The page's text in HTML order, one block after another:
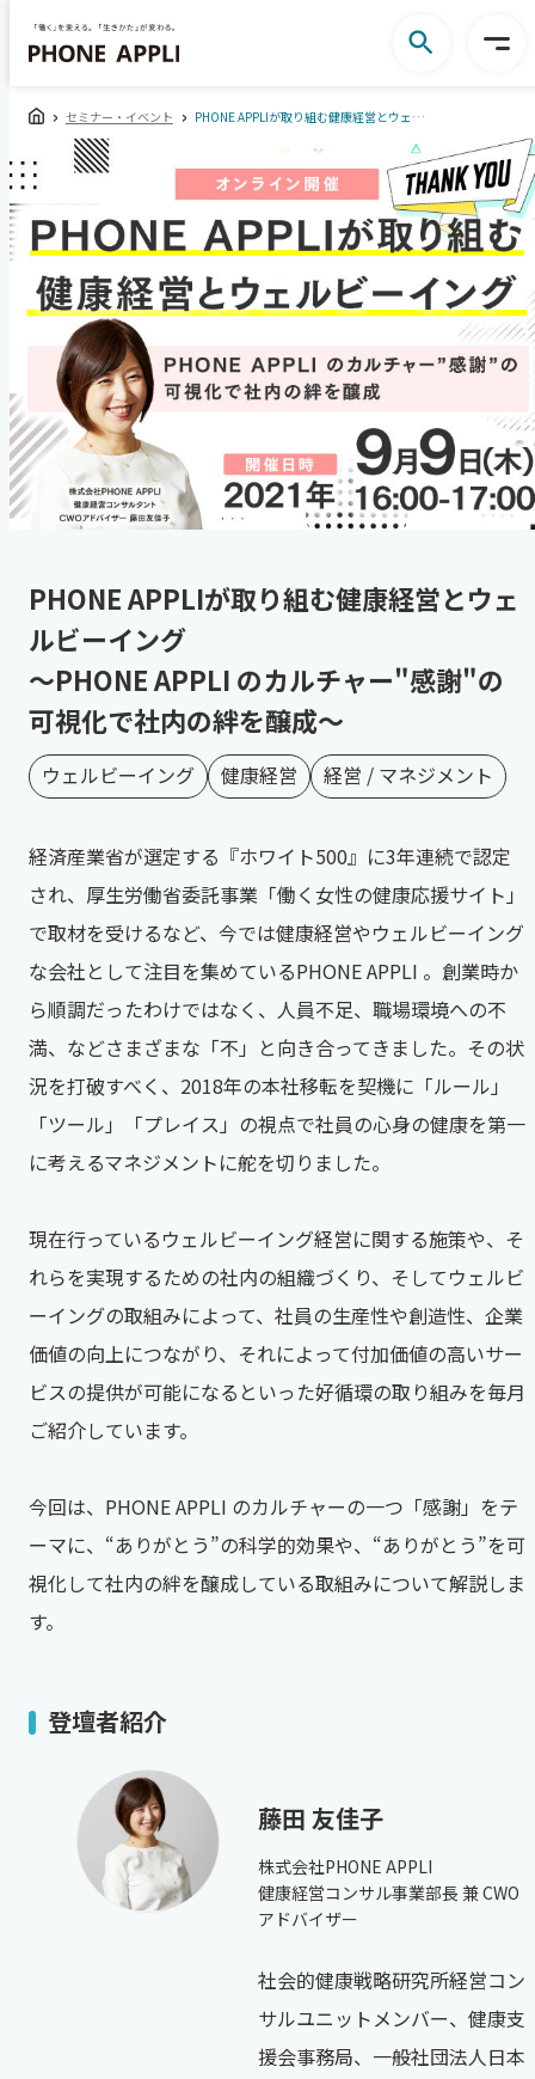
セミナー・イベント PHONE APPLIが取り組む健康経営とウェルビーイング～PHONE APPLI のカルチャー"感謝"の可視化で社内の絆を醸成～
PHONE APPLIが取り組む健康経営とウェ
ルビーイング
～PHONE APPLI のカルチャー"感謝"の
可視化で社内の絆を醸成～
ウェルビーイング 健康経営 経営 / マネジメント
経済産業省が選定する『ホワイト500』に3年連続で認定
され、厚生労働省委託事業「働く女性の健康応援サイト」
で取材を受けるなど、今では健康経営やウェルビーイング
な会社として注目を集めているPHONE APPLI 。創業時か
ら順調だったわけではなく、人員不足、職場環境への不
満、などさまざまな「不」と向き合ってきました。その状
況を打破すべく、2018年の本社移転を契機に「ルール」
「ツール」「プレイス」の視点で社員の心身の健康を第一
に考えるマネジメントに舵を切りました。
現在行っているウェルビーイング経営に関する施策や、そ
れらを実現するための社内の組織づくり、そしてウェルビ
ーイングの取組みによって、社員の生産性や創造性、企業
価値の向上につながり、それによって付加価値の高いサー
ビスの提供が可能になるといった好循環の取り組みを毎月
ご紹介しています。
今回は、PHONE APPLI のカルチャーの一つ「感謝」をテ
ーマに、“ありがとう”の科学的効果や、“ありがとう”を可
視化して社内の絆を醸成している取組みについて解説しま
す。
登壇者紹介
藤田 友佳子
株式会社PHONE APPLI
健康経営コンサル事業部長 兼 CWO
アドバイザー
社会的健康戦略研究所経営コン
サルユニットメンバー、健康支
援会事務局、一般社団法人日本